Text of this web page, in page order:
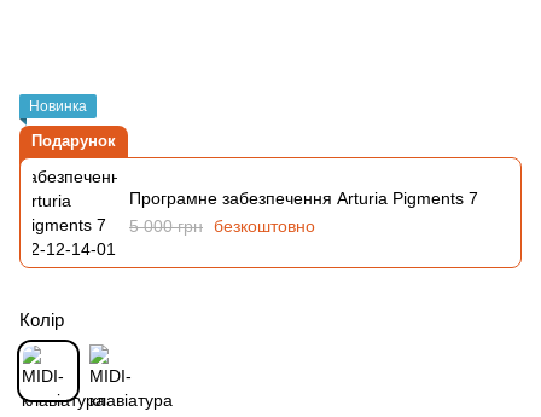
Новинка
Подарунок
Програмне забезпечення Arturia Pigments 7
5 000 грн безкоштовно
Колір